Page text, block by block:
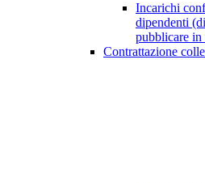
Incarichi
dipendenti
pubblicare in
Contrattazione